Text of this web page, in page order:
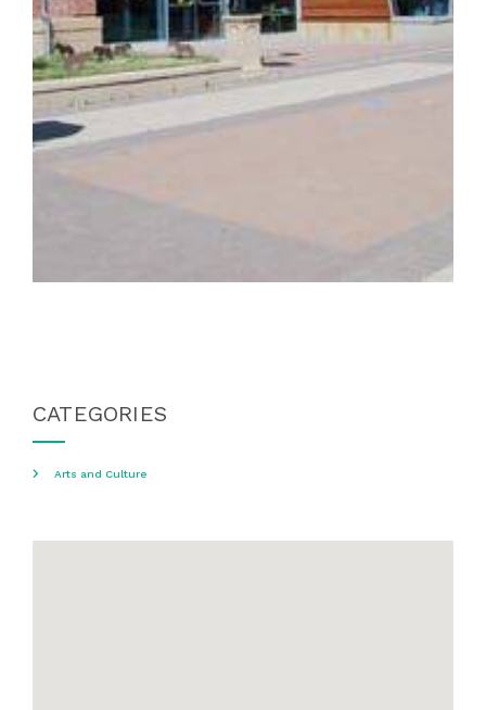
CATEGORIES
Arts and Culture